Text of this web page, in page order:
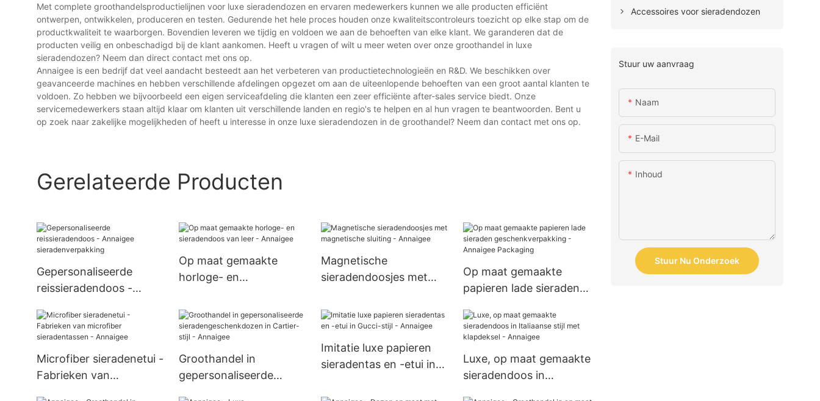
Met complete groothandelsproductielijnen voor luxe sieradendozen en ervaren medewerkers kunnen we alle producten efficiënt
ontwerpen, ontwikkelen, produceren en testen. Gedurende het hele proces houden onze kwaliteitscontroleurs toezicht op elke stap om de
productkwaliteit te waarborgen. Bovendien leveren we tijdig en voldoen we aan de behoeften van elke klant. We garanderen dat de
producten veilig en onbeschadigd bij de klant aankomen. Heeft u vragen of wilt u meer weten over onze groothandel in luxe
sieradendozen? Neem dan direct contact met ons op.
Annaigee is een bedrijf dat veel aandacht besteedt aan het verbeteren van productietechnologieën en R&D. We beschikken over
geavanceerde machines en hebben verschillende afdelingen opgezet om aan de uiteenlopende behoeften van een groot aantal klanten te
voldoen. Zo hebben we bijvoorbeeld een eigen serviceafdeling die klanten een zeer efficiënte after-sales service biedt. Onze
servicemedewerkers staan ​​altijd klaar om klanten uit verschillende landen en regio's te helpen en al hun vragen te beantwoorden. Bent u
op zoek naar zakelijke mogelijkheden of heeft u interesse in onze luxe sieradendozen in de groothandel? Neem dan contact met ons op.
Gerelateerde Producten
Gepersonaliseerde
reissieradendoos -
sieradenverpakking
Op maat gemaakte
horloge- en
Annaigee
Magnetische
sieradendoosjes met
Annaigee
Op maat gemaakte
papieren lade sieraden
Annaigee Packaging
Microfiber sieradenetui -
Fabrieken van
Groothandel in
gepersonaliseerde
Imitatie luxe papieren
sieradentas en -etui in
Luxe, op maat gemaakte
sieradendoos in
Accessoires voor sieradendozen
Stuur uw aanvraag
Naam
E-Mail
Inhoud
Stuur Nu Onderzoek